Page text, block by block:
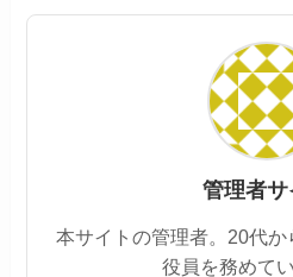
管理者サ
本サイトの管理者。20代
役員を務めて